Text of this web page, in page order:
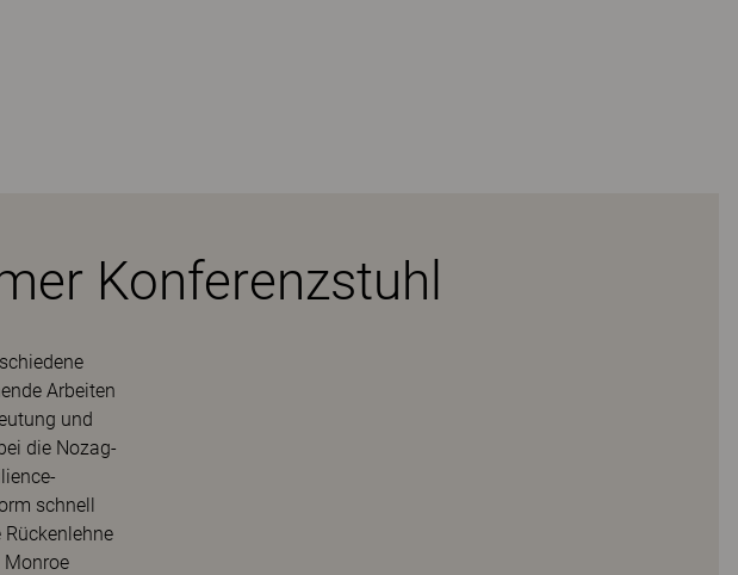
Konferenzstuhl
Arbeiten
und
die Nozag-
schnell
Monroe